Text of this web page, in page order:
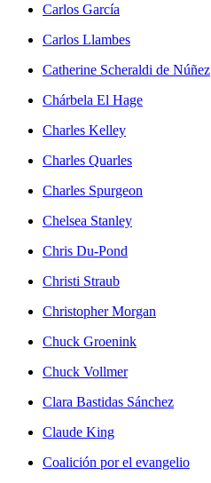
Carlos García
Carlos Llambes
Catherine Scheraldi de Núñez
Chárbela El Hage
Charles Kelley
Charles Quarles
Charles Spurgeon
Chelsea Stanley
Chris Du-Pond
Christi Straub
Christopher Morgan
Chuck Groenink
Chuck Vollmer
Clara Bastidas Sánchez
Claude King
Coalición por el evangelio